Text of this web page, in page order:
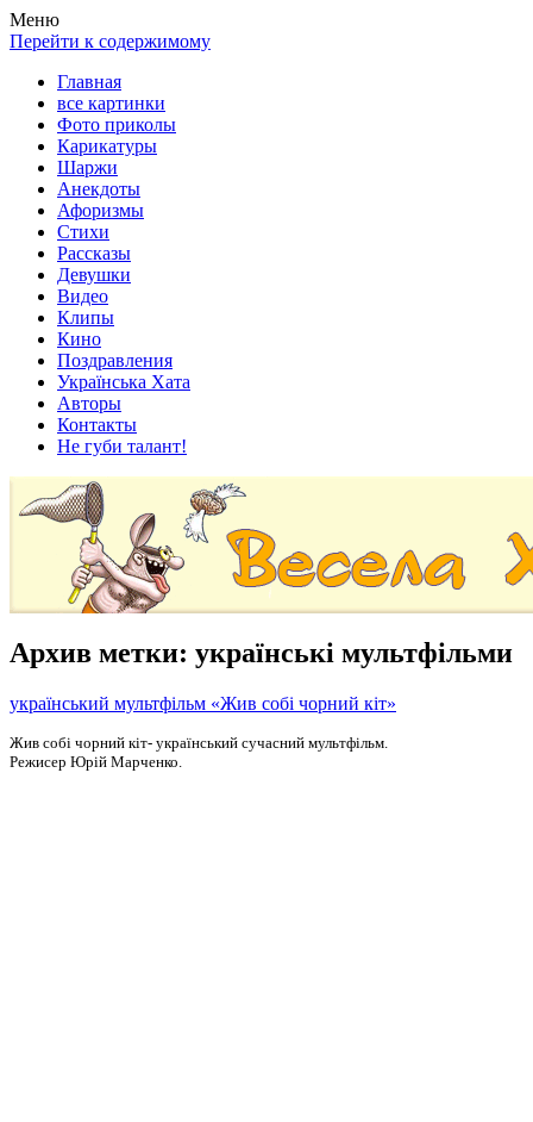
Весела хата — прикольные картинки, смешные истории,
клипы!
Покажем всем ваши фото приколы, карикатуры, шаржи, стихи,
рассказы, видео и песни!
Меню
Перейти к содержимому
Главная
все картинки
Фото приколы
Карикатуры
Шаржи
Анекдоты
Афоризмы
Стихи
Рассказы
Девушки
Видео
Клипы
Кино
Поздравления
Українська Хата
Авторы
Контакты
Не губи талант!
Архив метки: українські мультфільми
український мультфільм «Жив собі чорний кіт»
Жив собі чорний кіт- український сучасний мультфільм.
Режисер Юрій Марченко.